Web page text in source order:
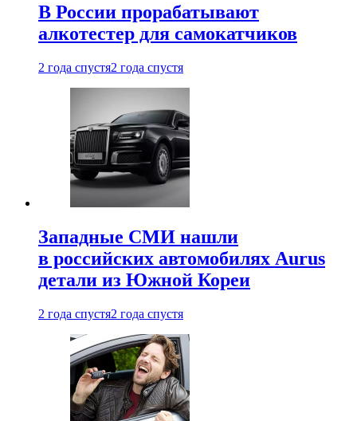
В России прорабатывают
алкотестер для самокатчиков
2 года спустя2 года спустя
Западные СМИ нашли
в российских автомобилях Aurus
детали из Южной Кореи
2 года спустя2 года спустя